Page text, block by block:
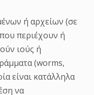
ή αρχείων (σε
περιέχουν ή
ιούς ή
(worms,
είναι κατάλληλα
να